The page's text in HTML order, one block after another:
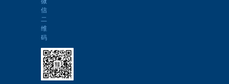
信
二
维
码